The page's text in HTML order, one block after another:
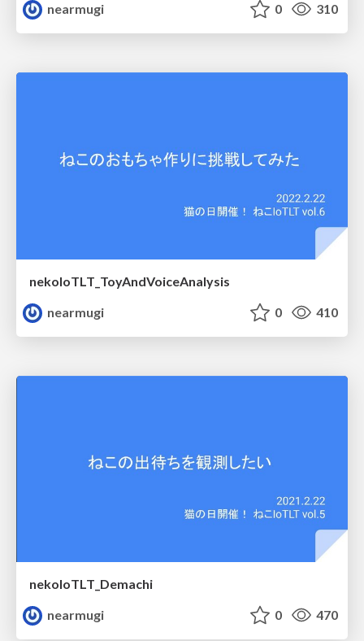
nearmugi
0 310
nekoIoTLT_ToyAndVoiceAnalysis
nearmugi
0 410
nekoIoTLT_Demachi
nearmugi
0 470